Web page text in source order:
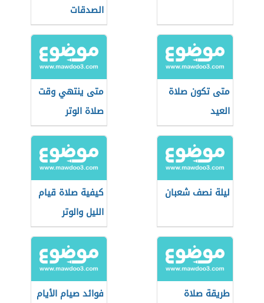
الصدقات
متى تكون صلاة
العيد
متى ينتهي وقت
صلاة الوتر
ليلة نصف شعبان
كيفية صلاة قيام
الليل والوتر
طريقة صلاة
فوائد صيام الأيام